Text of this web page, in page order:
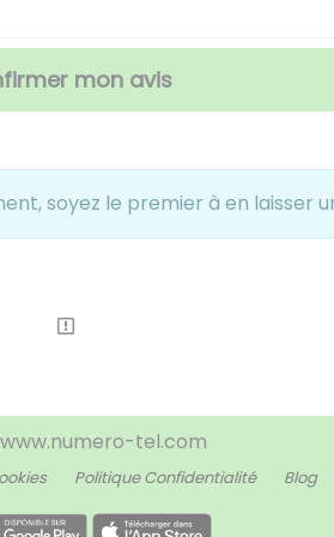
mon avis
soyez le premier à en laisser
tel.com
Politique Confidentialité Blog